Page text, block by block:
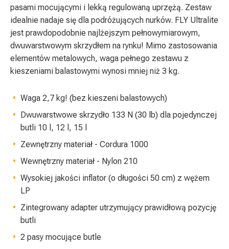
pasami mocującymi i lekką regulowaną uprzężą. Zestaw
idealnie nadaje się dla podróżujących nurków. FLY Ultralite
jest prawdopodobnie najlżejszym pełnowymiarowym,
dwuwarstwowym skrzydłem na rynku! Mimo zastosowania
elementów metalowych, waga pełnego zestawu z
kieszeniami balastowymi wynosi mniej niż 3 kg.
Waga 2,7 kg! (bez kieszeni balastowych)
Dwuwarstwowe skrzydło 133 N (30 lb) dla pojedynczej
butli 10 l, 12 l, 15 l
Zewnętrzny materiał - Cordura 1000
Wewnętrzny materiał - Nylon 210
Wysokiej jakości inflator (o długości 50 cm) z wężem
LP
Zintegrowany adapter utrzymujący prawidłową pozycję
butli
2 pasy mocujące butle